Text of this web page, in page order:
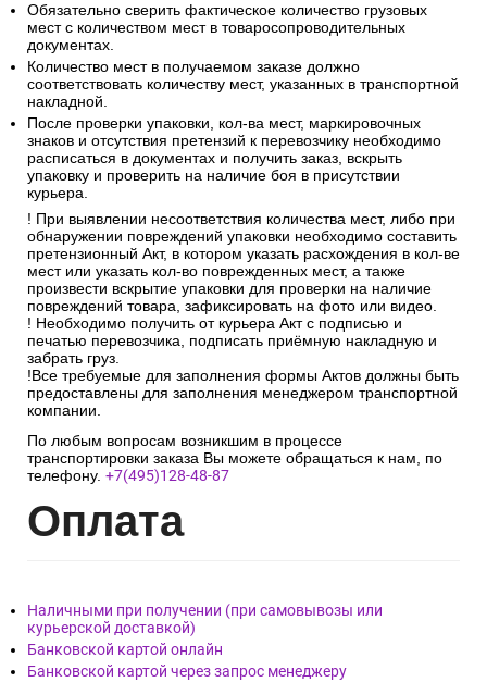
Обязательно сверить фактическое количество грузовых
мест с количеством мест в товаросопроводительных
документах.
Количество мест в получаемом заказе должно
соответствовать количеству мест, указанных в транспортной
накладной.
После проверки упаковки, кол-ва мест, маркировочных
знаков и отсутствия претензий к перевозчику необходимо
расписаться в документах и получить заказ, вскрыть
упаковку и проверить на наличие боя в присутствии
курьера.
! При выявлении несоответствия количества мест, либо при
обнаружении повреждений упаковки необходимо составить
претензионный Акт, в котором указать расхождения в кол-ве
мест или указать кол-во поврежденных мест, а также
произвести вскрытие упаковки для проверки на наличие
повреждений товара, зафиксировать на фото или видео.
! Необходимо получить от курьера Акт с подписью и
печатью перевозчика, подписать приёмную накладную и
забрать груз.
!Все требуемые для заполнения формы Актов должны быть
предоставлены для заполнения менеджером транспортной
компании.
По любым вопросам возникшим в процессе
транспортировки заказа Вы можете обращаться к нам, по
телефону. +7(495)128-48-87
Оплата
Наличными при получении (при самовывозы или
курьерской доставкой)
Банковской картой онлайн
Банковской картой через запрос менеджеру